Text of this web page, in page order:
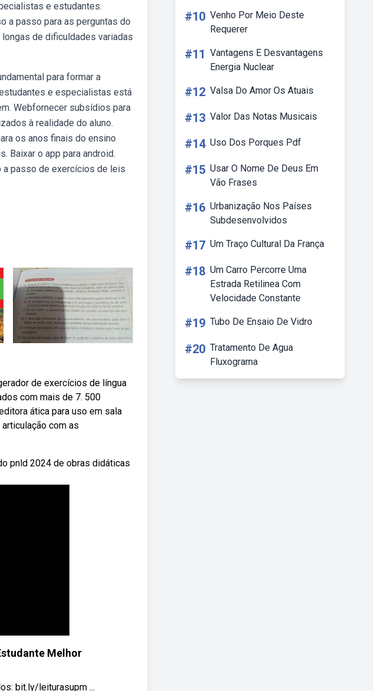
e estudantes.
a passo para as perguntas do
de dificuldades variadas
para formar a
e especialistas está
Webfornecer subsídios para
à realidade do aluno.
os anos finais do ensino
Baixar o app para android.
passo de exercícios de leis
de exercícios de língua
com mais de 7. 500
ática para uso em sala
com as
pnld 2024 de obras didáticas
Melhor
bit.ly/leiturasupm ...
#10 Venho Por Meio Deste
Requerer
#11 Vantagens E Desvantagens
Energia Nuclear
#12 Valsa Do Amor Os Atuais
#13 Valor Das Notas Musicais
#14 Uso Dos Porques Pdf
#15 Usar O Nome De Deus Em
Vão Frases
#16 Urbanização Nos Países
Subdesenvolvidos
#17 Um Traço Cultural Da França
#18 Um Carro Percorre Uma
Estrada Retilinea Com
Velocidade Constante
#19 Tubo De Ensaio De Vidro
#20 Tratamento De Agua
Fluxograma